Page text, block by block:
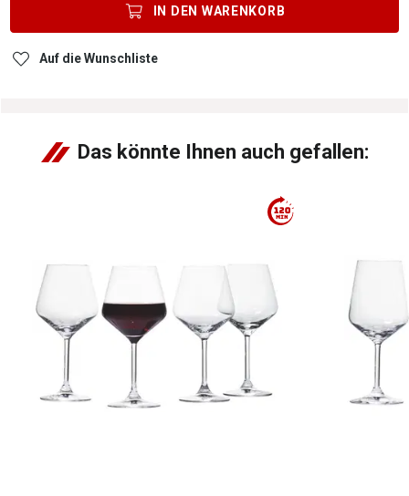
IN DEN WARENKORB
Auf die Wunschliste
Das könnte Ihnen auch gefallen: